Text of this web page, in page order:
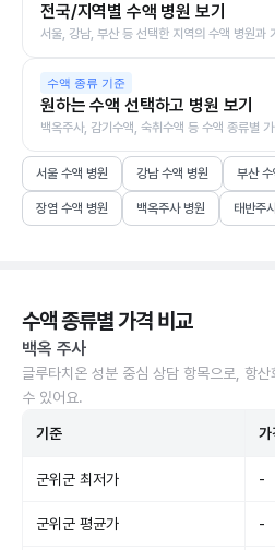
전국/지역별 수액 병원 보기
서울, 강남, 부산 등 선택한 지역의 수액 병원과
수액 종류 기준
원하는 수액 선택하고 병원 보기
백옥주사, 감기수액, 숙취수액 등 수액 종류별
서울 수액 병원 강남 수액 병원 부산
장염 수액 병원 백옥주사 병원 태반주
수액 종류별 가격 비교
백옥 주사
글루타치온 성분 중심 상담 항목으로, 항
수 있어요.
기준 가
군위군 최저가 -
군위군 평균가 -